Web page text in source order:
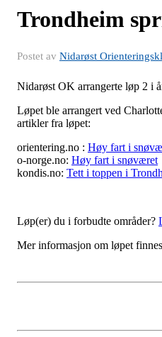
Trondheim
Postet av Nidarøst
Nidarøst OK arrangerte løp 2 i
Løpet ble arrangert ved
artikler fra løpet:
orientering.no : Høy fart i
o-norge.no: Høy fart i snøværet
kondis.no: Tett i toppen i
Løp(er) du i forbudte områder?
Mer informasjon om løpet